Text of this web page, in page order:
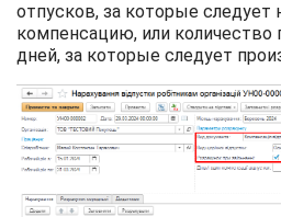
отпусков, за которые следует
компенсацию, или количество
дней, за которые следует